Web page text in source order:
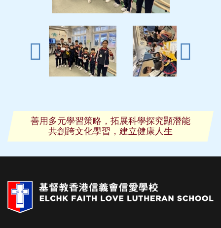
善用多元學習策略，拓展科學探究顯潛能
共創跨文化學習，建立健康人生